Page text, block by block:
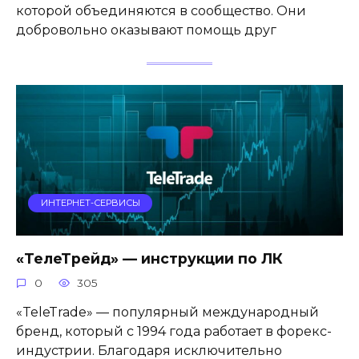
которой объединяются в сообщество. Они
добровольно оказывают помощь друг
ИНТЕРНЕТ-СЕРВИСЫ
«ТелеТрейд» — инструкции по ЛК
0 305
«TeleTrade» — популярный международный
бренд, который с 1994 года работает в форекс-
индустрии. Благодаря исключительно